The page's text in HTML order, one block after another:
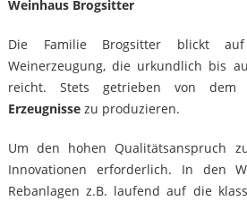
Weinhaus Brogsitter
Die Familie Brogsitter blickt
Weinerzeugung, die urkundlich bis
reicht. Stets getrieben von dem
Erzeugnissezu produzieren.
Um den hohen Qualitätsanspruch
Innovationen erforderlich. In den
Rebanlagen z.B. laufend auf die